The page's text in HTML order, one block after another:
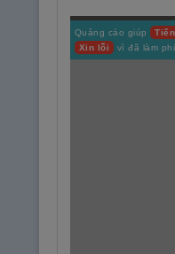
Quảng cáo giúp
Xin lỗi
vì đã làm